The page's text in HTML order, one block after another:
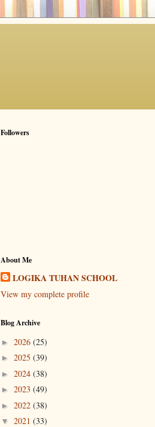
Followers
About Me
LOGIKA TUHAN SCHOOL
View my complete profile
Blog Archive
► 2026 (25)
► 2025 (39)
► 2024 (38)
► 2023 (49)
► 2022 (38)
▼ 2021 (33)